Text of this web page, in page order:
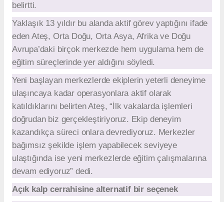
belirtti.
Yaklaşık 13 yıldır bu alanda aktif görev yaptığını ifade
eden Ateş, Orta Doğu, Orta Asya, Afrika ve Doğu
Avrupa’daki birçok merkezde hem uygulama hem de
eğitim süreçlerinde yer aldığını söyledi.
Yeni başlayan merkezlerde ekiplerin yeterli deneyime
ulaşıncaya kadar operasyonlara aktif olarak
katıldıklarını belirten Ateş, “İlk vakalarda işlemleri
doğrudan biz gerçekleştiriyoruz. Ekip deneyim
kazandıkça süreci onlara devrediyoruz. Merkezler
bağımsız şekilde işlem yapabilecek seviyeye
ulaştığında ise yeni merkezlerde eğitim çalışmalarına
devam ediyoruz” dedi.
Açık kalp cerrahisine alternatif bir seçenek